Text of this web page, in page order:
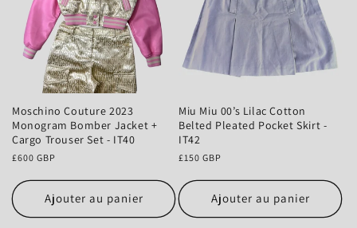
Moschino Couture 2023
Monogram Bomber Jacket +
Cargo Trouser Set - IT40
Prix
£600 GBP
Ajouter au panier
Miu Miu 00’s Lilac Cotton
Belted Pleated Pocket Skirt -
IT42
Prix
£150 GBP
Ajouter au panier